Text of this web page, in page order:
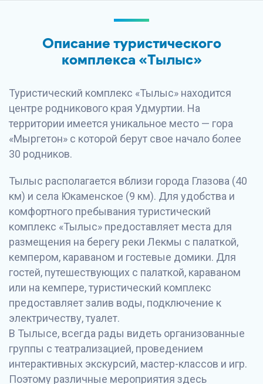
Описание туристического
комплекса «Тылыс»
Туристический комплекс «Тылыс» находится
центре родникового края Удмуртии. На
территории имеется уникальное место — гора
«Мыргетон» с которой берут свое начало более
30 родников.
Тылыс располагается вблизи города Глазова (40
км) и села Юкаменское (9 км). Для удобства и
комфортного пребывания туристический
комплекс «Тылыс» предоставляет места для
размещения на берегу реки Лекмы с палаткой,
кемпером, караваном и гостевые домики. Для
гостей, путешествующих с палаткой, караваном
или на кемпере, туристический комплекс
предоставляет залив воды, подключение к
электричеству, туалет.
В Тылысе, всегда рады видеть организованные
группы с театрализацией, проведением
интерактивных экскурсий, мастер-классов и игр.
Поэтому различные мероприятия здесь